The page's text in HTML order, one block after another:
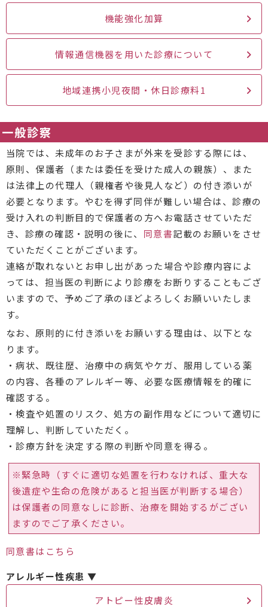
機能強化加算
情報通信機器を用いた診療について
地域連携小児夜間・休日診療料1
一般診察
当院では、未成年のお子さまが外来を受診する際には、
原則、保護者（または委任を受けた成人の親族）、また
は法律上の代理人（親権者や後見人など）の付き添いが
必要となります。やむを得ず同伴が難しい場合は、診療の
受け入れの判断目的で保護者の方へお電話させていただ
き、診療の確認・説明の後に、 同意書記載のお願いをさせ
ていただくことがございます。
連絡が取れないとお申し出があった場合や診療内容によ
っては、担当医の判断により診療をお断りすることもござ
いますので、予めご了承のほどよろしくお願いいたしま
す。
なお、原則的に付き添いをお願いする理由は、以下とな
ります。
・病状、既往歴、治療中の病気やケガ、服用している薬
の内容、各種のアレルギー等、必要な医療情報を的確に
確認する。
・検査や処置のリスク、処方の副作用などについて適切に
理解し、判断していただく。
・診療方針を決定する際の判断や同意を得る。
※緊急時（すぐに適切な処置を行わなければ、重大な
後遺症や生命の危険があると担当医が判断する場合）
は保護者の同意なしに診断、治療を開始するがござい
ますのでご了承ください。
同意書はこちら
アレルギー性疾患 ▼
​アトピー性皮膚炎